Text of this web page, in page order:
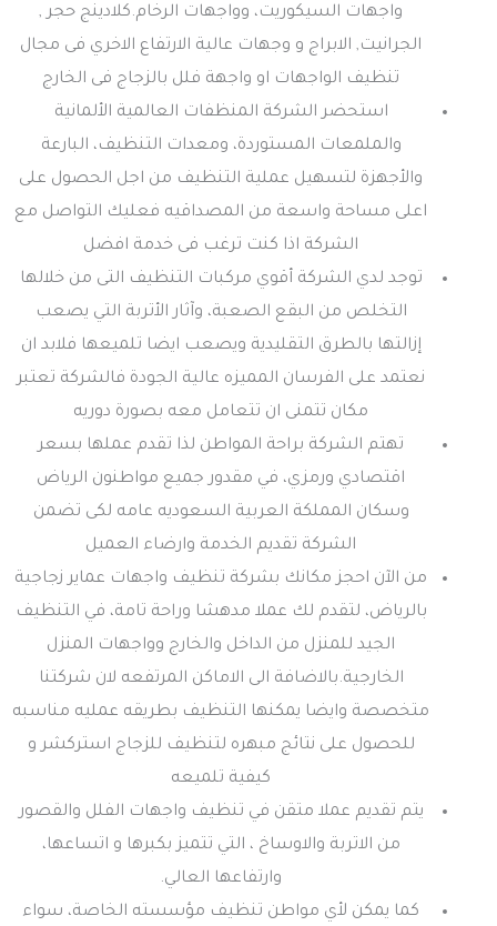
واجهات السيكوريت، وواجهات الرخام.كلادينج حجر ,
الجرانيت, الابراج و وجهات عالية الارتفاع الاخري فى مجال
تنظيف الواجهات او واجهة فلل بالزجاج فى الخارج
استحضر الشركة المنظفات العالمية الألمانية
والملمعات المستوردة، ومعدات التنظيف، البارعة
والأجهزة لتسهيل عملية التنظيف من اجل الحصول على
اعلى مساحة واسعة من المصداقيه فعليك التواصل مع
الشركة اذا كنت ترغب فى خدمة افضل
توجد لدي الشركة أقوي مركبات التنظيف التى من خلالها
التخلص من البقع الصعبة، وآثار الأتربة التي يصعب
إزالتها بالطرق التقليدية ويصعب ايضا تلميعها فلابد ان
نعتمد على الفرسان المميزه عالية الجودة فالشركة تعتبر
مكان تتمنى ان تتعامل معه بصورة دوريه
تهتم الشركة براحة المواطن لذا تقدم عملها بسعر
اقتصادي ورمزي، في مقدور جميع مواطنون الرياض
وسكان المملكة العربية السعوديه عامه لكى تضمن
الشركة تقديم الخدمة وارضاء العميل
من الآن احجز مكانك بشركة تنظيف واجهات عماير زجاجية
بالرياض، لتقدم لك عملا مدهشا وراحة تامة، في التنظيف
الجيد للمنزل من الداخل والخارج وواجهات المنزل
الخارجية.بالاضافة الى الاماكن المرتفعه لان شركتنا
متخصصة وايضا يمكنها التنظيف بطريقه عمليه مناسبه
للحصول على نتائج مبهره لتنظيف للزجاج استركشر و
كيفية تلميعه
يتم تقديم عملا متقن في تنظيف واجهات الفلل والقصور
من الاتربة والاوساخ ، التي تتميز بكبرها و اتساعها،
وارتفاعها العالي.
كما يمكن لأي مواطن تنظيف مؤسسته الخاصة، سواء